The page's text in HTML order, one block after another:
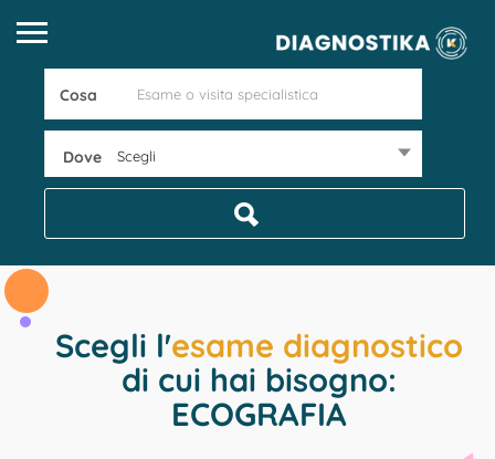
Cosa
Dove Scegli
Scegli l'esame diagnostico
di cui hai bisogno:
ECOGRAFIA